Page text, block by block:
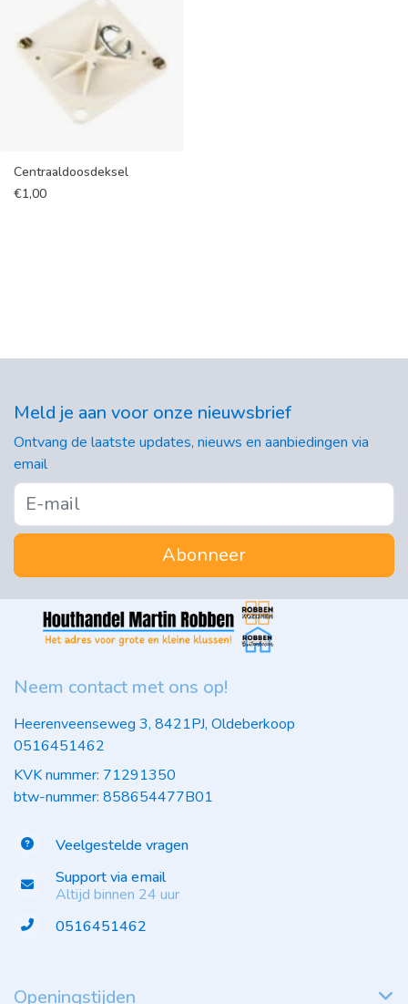
Centraaldoosdeksel
€1,00
Meld je aan voor onze nieuwsbrief
Ontvang de laatste updates, nieuws en aanbiedingen via
email
Abonneer
Neem contact met ons op!
Heerenveenseweg 3, 8421PJ, Oldeberkoop
0516451462
KVK nummer: 71291350
btw-nummer: 858654477B01
Veelgestelde vragen
Support via email
Altijd binnen 24 uur
0516451462
Openingstijden